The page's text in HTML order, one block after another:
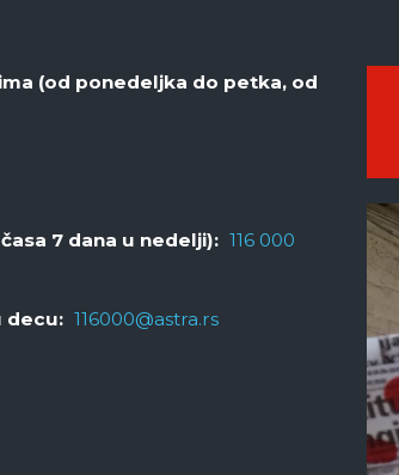
(od ponedeljka do petka, od
7 dana u nedelji): 116 000
decu: 116000@astra.rs